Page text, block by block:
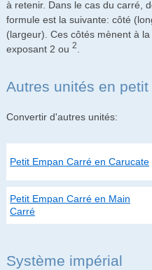
à retenir. Dans le cas du carré,
formule est la suivante: côté
(largeur). Ces côtés mènent à
exposant 2 ou 2
Autres unités en
Convertir d'autres unités:
Petit Empan Carré en Carucate
Petit Empan Carré en Main
Carré
Système impérial